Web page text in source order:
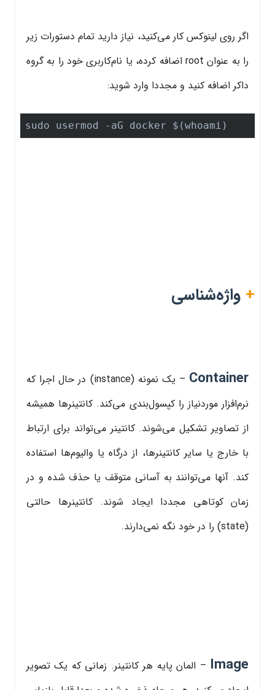
اگر روی لینوکس کار می‌کنید، نیاز دارید تمام دستورات زیر
را به عنوان root اضافه کرده، یا نام‌کاربری خود را به گروه
داکر اضافه کنید و مجددا وارد شوید:
sudo usermod -aG docker $(whoami)
+ واژه‌شناسی
Container
– یک نمونه (instance) در حال اجرا که
نرم‌افزار موردنیاز را کپسول‌بندی می‌کند. کانتینرها همیشه
از تصاویر تشکیل می‌شوند. کانتینر می‌تواند برای ارتباط
با خارج یا سایر کانتینرها، از درگاه یا والیوم‌ها استفاده
کند. آنها می‌توانند به آسانی متوقف یا حذف شده و در
زمان کوتاهی مجددا ایجاد شوند. کانتینرها حالتی
(state) را در خود نگه نمی‌دارند.
Image – المان پایه هر کانتینر. زمانی که یک تصویر